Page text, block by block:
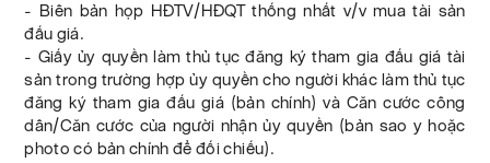
- Biên bản họp HĐTV/HĐQT thống nhất v/v mua tài sản
đấu giá.
- Giấy ủy quyền làm thủ tục đăng ký tham gia đấu giá tài
sản trong trường hợp ủy quyền cho người khác làm thủ tục
đăng ký tham gia đấu giá (bản chính) và Căn cước công
dân/Căn cước của người nhận ủy quyền (bản sao y hoặc
photo có bản chính để đối chiếu).